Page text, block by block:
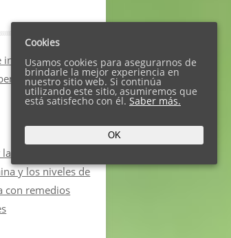
incontinencia:
sobre ellos?
libido masculina
y los niveles de
con remedios
Cookies
Usamos cookies para asegurarnos de
brindarle la mejor experiencia en
nuestro sitio web. Si continúa
utilizando este sitio, asumiremos que
está satisfecho con él. Saber más.
OK